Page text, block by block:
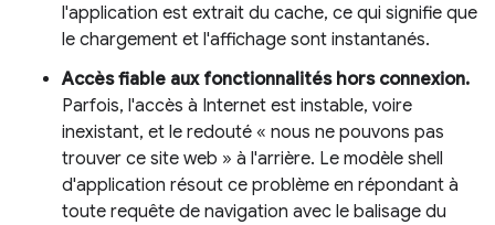
l'application est extrait du cache, ce qui signifie que
le chargement et l'affichage sont instantanés.
Accès fiable aux fonctionnalités hors connexion.
Parfois, l'accès à Internet est instable, voire
inexistant, et le redouté « nous ne pouvons pas
trouver ce site web » à l'arrière. Le modèle shell
d'application résout ce problème en répondant à
toute requête de navigation avec le balisage du